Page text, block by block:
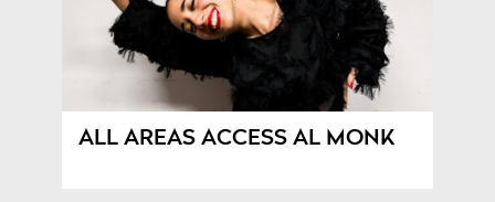
ALL AREAS ACCESS AL MONK